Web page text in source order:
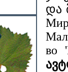
და
во